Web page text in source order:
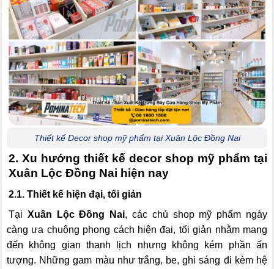
Thiết kế Decor shop mỹ phẩm tại Xuân Lộc Đồng Nai
2. Xu hướng thiết kế decor shop mỹ phẩm tại
Xuân Lộc Đồng Nai hiện nay
2.1. Thiết kế hiện đại, tối giản
Tại Xuân Lộc Đồng Nai, các chủ shop mỹ phẩm ngày
càng ưa chuộng phong cách hiện đại, tối giản nhằm mang
đến không gian thanh lịch nhưng không kém phần ấn
tượng. Những gam màu như trắng, be, ghi sáng đi kèm hệ